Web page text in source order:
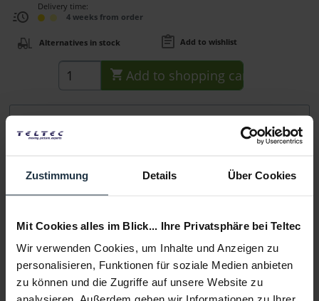
Zustimmung Details Über Cookies
Mit Cookies alles im Blick... Ihre Privatsphäre bei Teltec
Wir verwenden Cookies, um Inhalte und Anzeigen zu
personalisieren, Funktionen für soziale Medien anbieten
zu können und die Zugriffe auf unsere Website zu
Delivery time:
4 weeks from order
Alternatives in stock Add to wishlist
Add to shopping cart
Mit dem Tilta TCB-DTP-525-17 können Zubehörteile auf
Consultation
Manufacturer & Product Safety Information